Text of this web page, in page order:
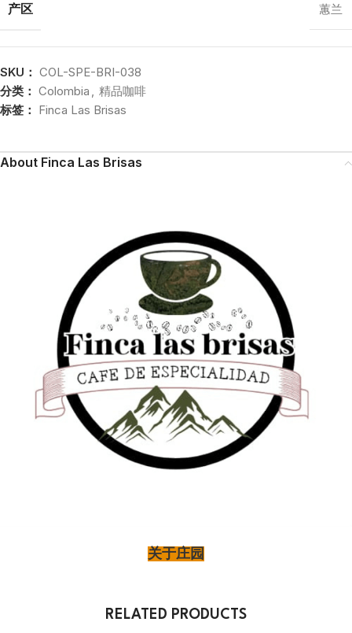
产区 蕙兰
SKU： COL-SPE-BRI-038
分类： Colombia , 精品咖啡
标签： Finca Las Brisas
About Finca Las Brisas
关于庄园
RELATED PRODUCTS